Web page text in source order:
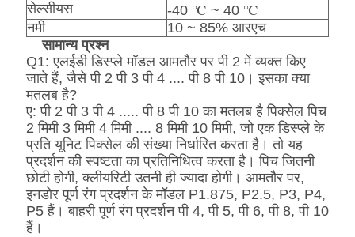
सेल्सीयस
-40 ℃ ~ 40 ℃
नमी
10 ~ 85% आरएच
सामान्य प्रश्न
Q1: एलईडी डिस्प्ले मॉडल आमतौर पर पी 2 में व्यक्त किए
जाते हैं, जैसे पी 2 पी 3 पी 4 .... पी 8 पी 10। इसका क्या
मतलब है?
ए: पी 2 पी 3 पी 4 ..... पी 8 पी 10 का मतलब है पिक्सेल पिच
2 मिमी 3 मिमी 4 मिमी .... 8 मिमी 10 मिमी, जो एक डिस्प्ले के
प्रति यूनिट पिक्सेल की संख्या निर्धारित करता है। तो यह
प्रदर्शन की स्पष्टता का प्रतिनिधित्व करता है। पिच जितनी
छोटी होगी, क्लीयरिटी उतनी ही ज्यादा होगी। आमतौर पर,
इनडोर पूर्ण रंग प्रदर्शन के मॉडल P1.875, P2.5, P3, P4,
P5 हैं। बाहरी पूर्ण रंग प्रदर्शन पी 4, पी 5, पी 6, पी 8, पी 10
हैं।